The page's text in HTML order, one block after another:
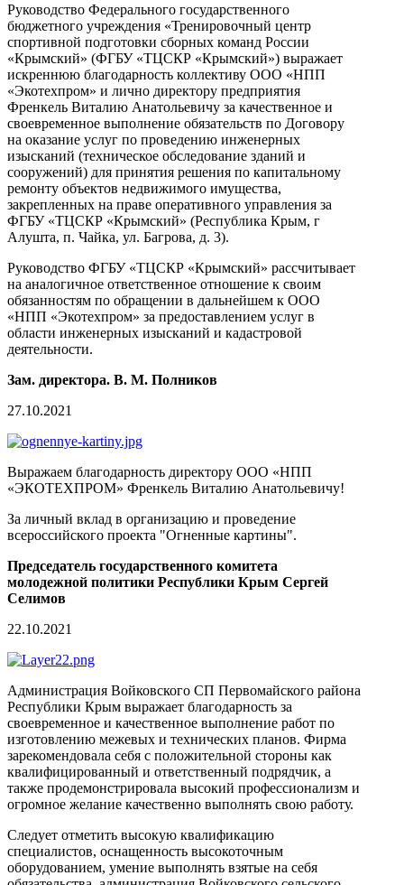
Руководство Федерального государственного
бюджетного учреждения «Тренировочный центр
спортивной подготовки сборных команд России
«Крымский» (ФГБУ «ТЦСКР «Крымский») выражает
искреннюю благодарность коллективу ООО «НПП
«Экотехпром» и лично директору предприятия
Френкель Виталию Анатольевичу за качественное и
своевременное выполнение обязательств по Договору
на оказание услуг по проведению инженерных
изысканий (техническое обследование зданий и
сооружений) для принятия решения по капитальному
ремонту объектов недвижимого имущества,
закрепленных на праве оперативного управления за
ФГБУ «ТЦСКР «Крымский» (Республика Крым, г
Алушта, п. Чайка, ул. Багрова, д. 3).
Руководство ФГБУ «ТЦСКР «Крымский» рассчитывает
на аналогичное ответственное отношение к своим
обязанностям по обращении в дальнейшем к ООО
«НПП «Экотехпром» за предоставлением услуг в
области инженерных изысканий и кадастровой
деятельности.
Зам. директора. В. М. Полников
27.10.2021
Выражаем благодарность директору ООО «НПП
«ЭКОТЕХПРОМ» Френкель Виталию Анатольевичу!
За личный вклад в организацию и проведение
всероссийского проекта "Огненные картины".
Председатель государственного комитета
молодежной политики Республики Крым Сергей
Селимов
22.10.2021
Администрация Войковского СП Первомайского района
Республики Крым выражает благодарность за
своевременное и качественное выполнение работ по
изготовлению межевых и технических планов. Фирма
зарекомендовала себя с положительной стороны как
квалифицированный и ответственный подрядчик, а
также продемонстрировала высокий профессионализм и
огромное желание качественно выполнять свою работу.
Следует отметить высокую квалификацию
специалистов, оснащенность высокоточным
оборудованием, умение выполнять взятые на себя